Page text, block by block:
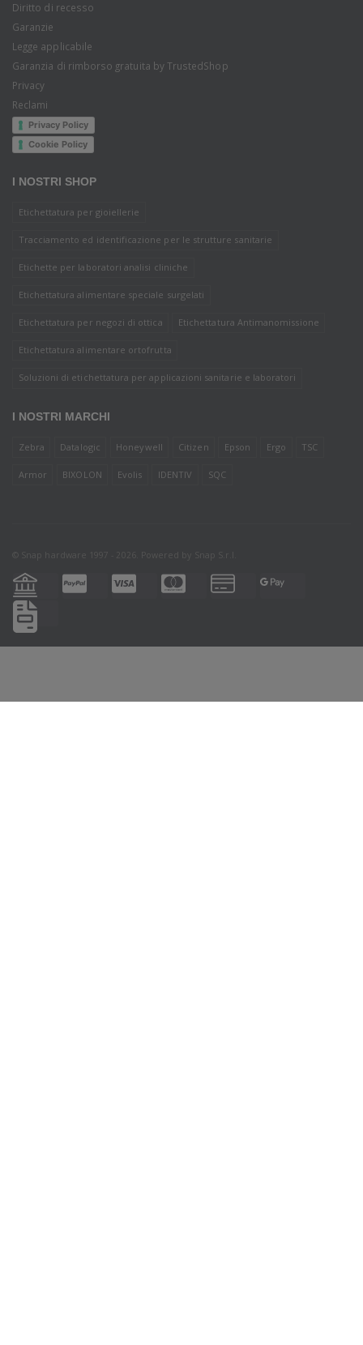
Diritto di recesso
Garanzie
Legge applicabile
Garanzia di rimborso gratuita by TrustedShop
Privacy
Reclami
Privacy Policy
Cookie Policy
I NOSTRI SHOP
Etichettatura per gioiellerie
Tracciamento ed identificazione per le strutture sanitarie
Etichette per laboratori analisi cliniche
Etichettatura alimentare speciale surgelati
Etichettatura per negozi di ottica Etichettatura Antimanomissione
Etichettatura alimentare ortofrutta
Soluzioni di etichettatura per applicazioni sanitarie e laboratori
I NOSTRI MARCHI
Zebra Datalogic Honeywell Citizen Epson Ergo TSC
Armor BIXOLON Evolis IDENTIV SQC
© Snap hardware 1997 - 2026. Powered by Snap S.r.l.